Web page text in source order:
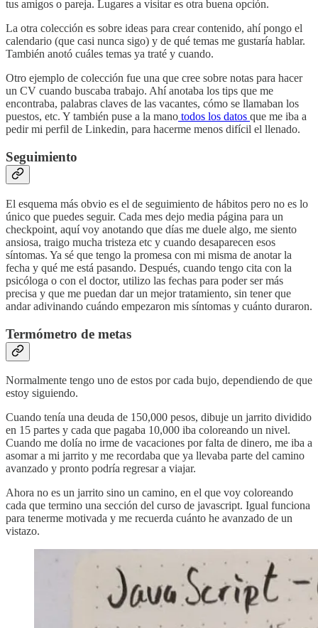
tus amigos o pareja. Lugares a visitar es otra buena opción.
La otra colección es sobre ideas para crear contenido, ahí pongo el
calendario (que casi nunca sigo) y de qué temas me gustaría hablar.
También anotó cuáles temas ya traté y cuando.
Otro ejemplo de colección fue una que cree sobre notas para hacer
un CV cuando buscaba trabajo. Ahí anotaba los tips que me
encontraba, palabras claves de las vacantes, cómo se llamaban los
puestos, etc. Y también puse a la mano todos los datos que me iba a
pedir mi perfil de Linkedin, para hacerme menos difícil el llenado.
Seguimiento
El esquema más obvio es el de seguimiento de hábitos pero no es lo
único que puedes seguir. Cada mes dejo media página para un
checkpoint, aquí voy anotando que días me duele algo, me siento
ansiosa, traigo mucha tristeza etc y cuando desaparecen esos
síntomas. Ya sé que tengo la promesa con mi misma de anotar la
fecha y qué me está pasando. Después, cuando tengo cita con la
psicóloga o con el doctor, utilizo las fechas para poder ser más
precisa y que me puedan dar un mejor tratamiento, sin tener que
andar adivinando cuándo empezaron mis síntomas y cuánto duraron.
Termómetro de metas
Normalmente tengo uno de estos por cada bujo, dependiendo de que
estoy siguiendo.
Cuando tenía una deuda de 150,000 pesos, dibuje un jarrito dividido
en 15 partes y cada que pagaba 10,000 iba coloreando un nivel.
Cuando me dolía no irme de vacaciones por falta de dinero, me iba a
asomar a mi jarrito y me recordaba que ya llevaba parte del camino
avanzado y pronto podría regresar a viajar.
Ahora no es un jarrito sino un camino, en el que voy coloreando
cada que termino una sección del curso de javascript. Igual funciona
para tenerme motivada y me recuerda cuánto he avanzado de un
vistazo.